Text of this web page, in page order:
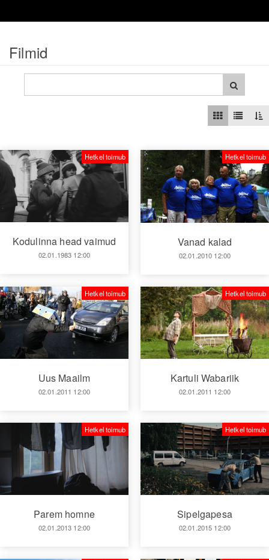
Filmid
Kodulinna head vaimud
02.01.1983 12:00
Hetkel toimub
Vanad kalad
02.01.2010 12:00
Hetkel toimub
Uus Maailm
02.01.2011 12:00
Hetkel toimub
Kartuli Wabariik
02.01.2011 12:00
Hetkel toimub
Parem homne
02.01.2013 12:00
Hetkel toimub
Sipelgapesa
02.01.2015 12:00
Hetkel toimub